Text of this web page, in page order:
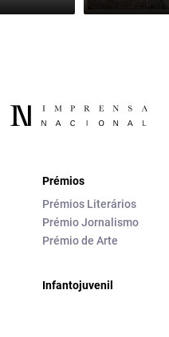
Prémios
Prémios Literários
Prémio Jornalismo
Prémio de Arte
Infantojuvenil